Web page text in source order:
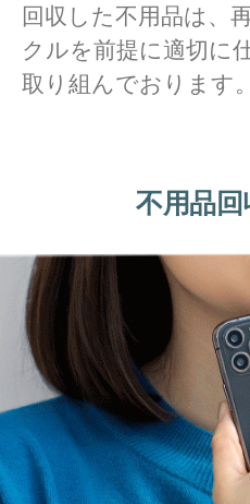
回収した不用品は、
クルを前提に適切に
取り組んでおります。
不用品